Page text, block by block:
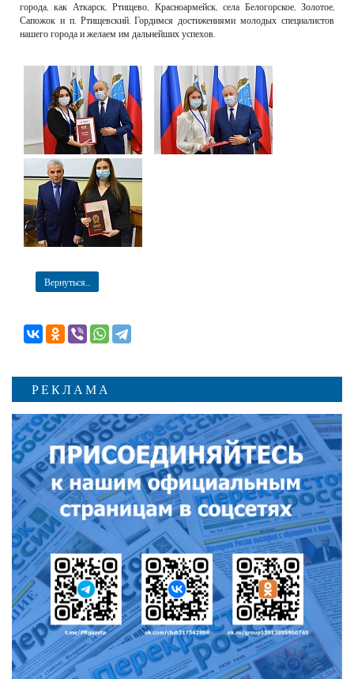
города, как Аткарск, Ртищево, Красноармейск, села Белогорское, Золотое,
Сапожок и п. Ртищевский. Гордимся достижениями молодых специалистов
нашего города и желаем им дальнейших успехов.
Вернуться...
РЕКЛАМА